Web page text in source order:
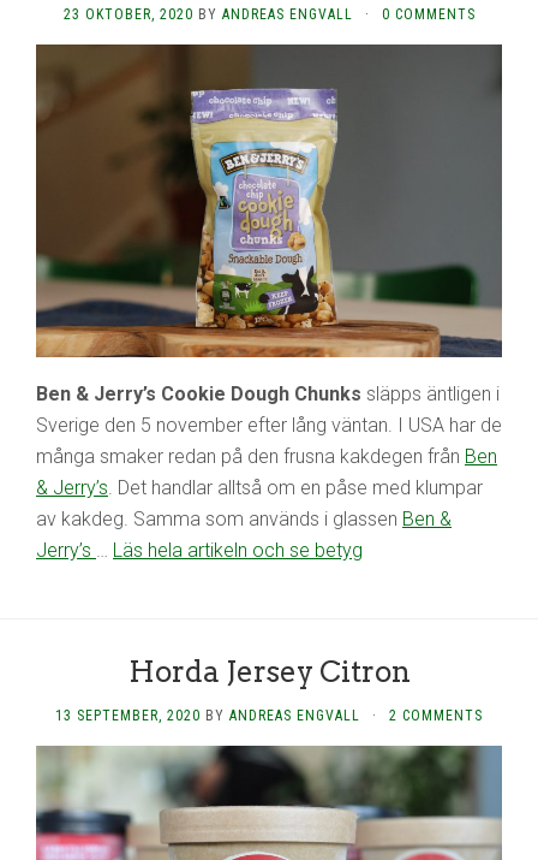
23 OKTOBER, 2020 BY ANDREAS ENGVALL · 0 COMMENTS
Ben & Jerry’s Cookie Dough Chunks släpps äntligen i
Sverige den 5 november efter lång väntan. I USA har de
många smaker redan på den frusna kakdegen från Ben
& Jerry’s. Det handlar alltså om en påse med klumpar
av kakdeg. Samma som används i glassen Ben &
Jerry’s … Läs hela artikeln och se betyg
Horda Jersey Citron
13 SEPTEMBER, 2020 BY ANDREAS ENGVALL · 2 COMMENTS